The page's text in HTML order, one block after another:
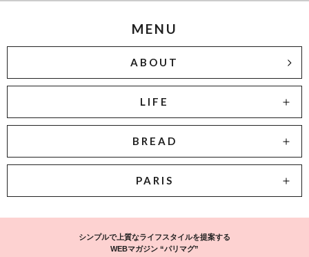
MENU
ABOUT
LIFE
BREAD
PARIS
シンプルで上質なライフスタイルを提案する
WEBマガジン “パリマグ”